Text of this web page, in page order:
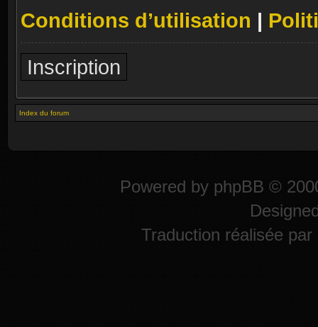
Conditions d’utilisation |
Inscription
Index du forum
Powered by phpBB ©
Traduction réalisée par